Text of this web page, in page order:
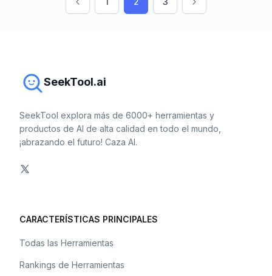
SeekTool.ai
SeekTool explora más de 6000+ herramientas y
productos de AI de alta calidad en todo el mundo,
¡abrazando el futuro! Caza AI.
CARACTERÍSTICAS PRINCIPALES
Todas las Herramientas
Rankings de Herramientas